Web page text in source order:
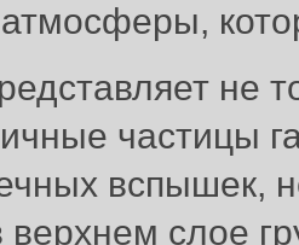
атмосферы,
не
частицы
вспышек,
слое